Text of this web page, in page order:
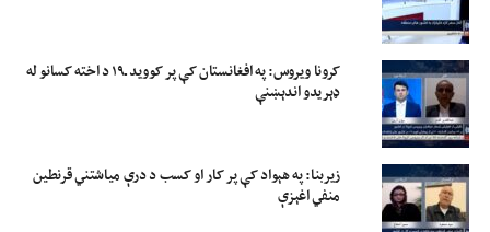
کرونا ویروس: په افغانستان کې پر کووید ـ۱۹ د اخته کسانو له
ډېریدو اندېښنې
زیربنا: په هېواد کې پر کار او کسب د درې میاشتني قرنطین
منفي اغېزې